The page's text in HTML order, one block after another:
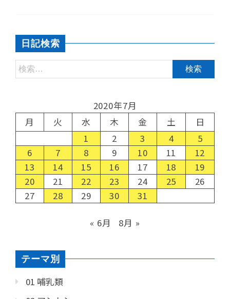
日記検索
2020年7月
月
火 水 木 金 土
日
1
2 3 4
5
6
7 8 9 10 11
12
13
14 15 16 17 18
19
20
21 22 23 24 25
26
27
28 29 30 31
« 6月 8月 »
テーマ別
01 哺乳類